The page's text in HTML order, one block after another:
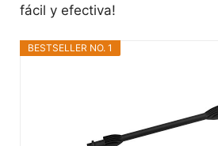
fácil y efectiva!
BESTSELLER NO. 1